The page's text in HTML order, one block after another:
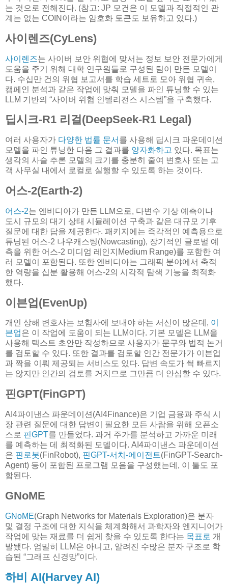
는 것으로 전해진다. (참고: JP 모건은 이 모델과 직접적인 관
계는 없는 COIN이라는 암호화 토큰도 보유하고 있다.)
사이렌즈(CyLens)
사이렌즈는 사이버 보안 위협에 맞서는 정보 보안 전문가에게
도움을 주기 위해 대학 연구원들로 구성된 팀이 만든 모델이
다. 수십만 건의 위협 보고서를 학습 세트로 모아 위협 귀속,
캠페인 분석과 같은 작업에 맞춰 모델을 파인 튜닝할 수 있는
LLM 기반의 “사이버 위협 인텔리전스 시스템”을 구축했다.
딥시크-R1 리걸(DeepSeek-R1 Legal)
여러 사용자가 다양한 법률 문서 를 사용해 딥시크 파운데이션
모델을 파인 튜닝한 다음 그 결과를 양자화하고 있다. 목표는
생각의 사슬 추론 모델의 크기를 충분히 줄여 변호사 또는 고
객 사무실 내에서 로컬로 실행할 수 있도록 하는 것이다.
어스-2(Earth-2)
어스-2는 엔비디아가 만든 LLM으로, 다변수 기상 예측이나
도시 규모의 대기 상태 시뮬레이션 구축과 같은 대규모 기후
질문에 대한 답을 제공한다. 패키지에는 즉각적인 예측용으로
튜닝된 어스-2 나우캐스팅(Nowcasting), 장기적인 글로벌 예
측을 위한 어스-2 미디엄 레인지Medium Range)를 포함한 여
러 모델이 포함된다. 또한 엔비디아는 그래픽 분야에서 축적
한 역량을 십분 활용해 어스-2의 시각적 탐색 기능을 최적화
했다.
이븐업(EvenUp)
개인 상해 변호사는 보험사에 보내야 하는 서신이 많은데, 이
븐업은 이 작업에 도움이 되는 LLM이다. 기본 모델은 LLM을
사용해 텍스트 초안만 작성하므로 사용자가 문구와 법적 논거
를 검토할 수 있다. 또한 결과를 검토할 인간 전문가가 이븐업
과 짝을 이뤄 제공되는 서비스도 있다. 답변 속도가 썩 빠르지
는 않지만 인간의 검토를 거치므로 그만큼 더 안심할 수 있다.
핀GPT(FinGPT)
AI4파이낸스 파운데이션(AI4Finance)은 기업 금융과 주식 시
장 관련 질문에 대한 답변이 필요한 모든 사람을 위해 오픈소
스로 핀GPT를 만들었다. 과거 주가를 분석하고 가까운 미래
를 예측하는 데 최적화된 모델이다. AI4파이낸스 파운데이션
은 핀로봇(FinRobot), 핀GPT-서치-에이전트(FinGPT-Search-
Agent) 등이 포함된 프로그램 모음을 구성했는데, 이 툴도 포
함된다.
GNoME
GNoME(Graph Networks for Materials Exploration)은 분자
및 결정 구조에 대한 지식을 체계화해서 과학자와 엔지니어가
작업에 맞는 재료를 더 쉽게 찾을 수 있도록 한다는 목표로 개
발됐다. 엄밀히 LLM은 아니고, 알려진 수많은 분자 구조로 학
습된 “그래프 신경망”이다.
하비 AI(Harvey AI)